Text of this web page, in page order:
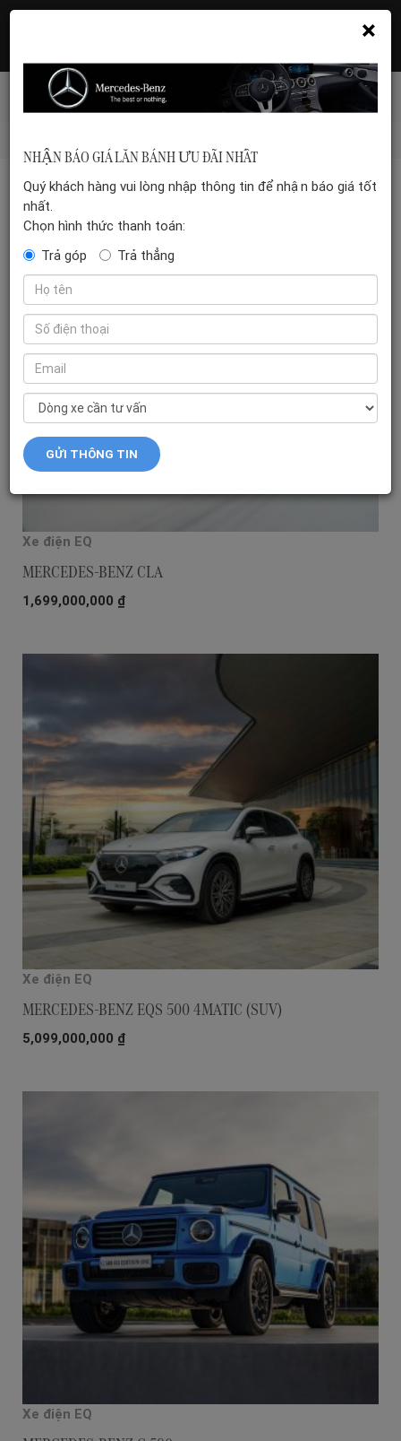
Hotline: 035 399 5555 Đặt hẹn xem xe
XE ĐIỆN EQ
Hiển thị tất cả 4 kết quả
Xe điện EQ
MERCEDES-BENZ CLA
1,699,000,000 ₫
Xe điện EQ
MERCEDES-BENZ EQS 500 4MATIC (SUV)
5,099,000,000 ₫
Xe điện EQ
×
NHẬN BÁO GIÁ LĂN BÁNH ƯU ĐÃI NHẤT
Quý khách hàng vui lòng nhập thông tin để nhận báo giá tốt
nhất.
Chọn hình thức thanh toán:
Trả góp
Trả thẳng